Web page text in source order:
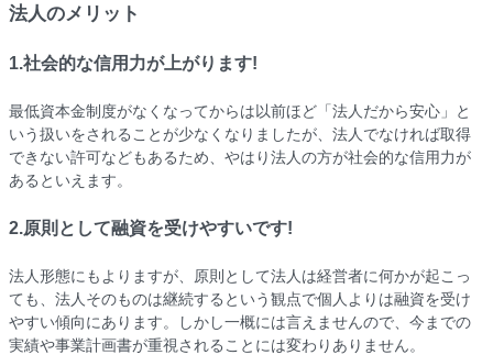
法人のメリット
1.社会的な信用力が上がります!
最低資本金制度がなくなってからは以前ほど「法人だから安心」と
いう扱いをされることが少なくなりましたが、法人でなければ取得
できない許可などもあるため、やはり法人の方が社会的な信用力が
あるといえます。
2.原則として融資を受けやすいです!
法人形態にもよりますが、原則として法人は経営者に何かが起こっ
ても、法人そのものは継続するという観点で個人よりは融資を受け
やすい傾向にあります。しかし一概には言えませんので、今までの
実績や事業計画書が重視されることには変わりありません。